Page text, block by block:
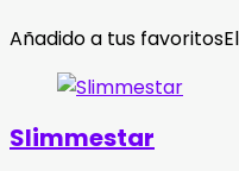
Añadido a tus favoritos
Slimmestar